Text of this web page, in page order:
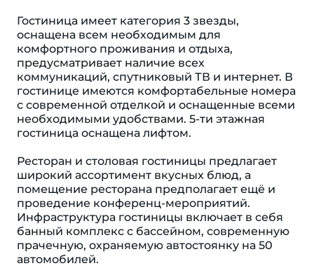
Гостиница имеет категория 3 звезды,
оснащена всем необходимым для
комфортного проживания и отдыха,
предусматривает наличие всех
коммуникаций, спутниковый ТВ и интернет. В
гостинице имеются комфортабельные номера
с современной отделкой и оснащенные всеми
необходимыми удобствами. 5-ти этажная
гостиница оснащена лифтом.
Ресторан и столовая гостиницы предлагает
широкий ассортимент вкусных блюд, а
помещение ресторана предполагает ещё и
проведение конференц-мероприятий.
Инфраструктура гостиницы включает в себя
банный комплекс с бассейном, современную
прачечную, охраняемую автостоянку на 50
автомобилей.